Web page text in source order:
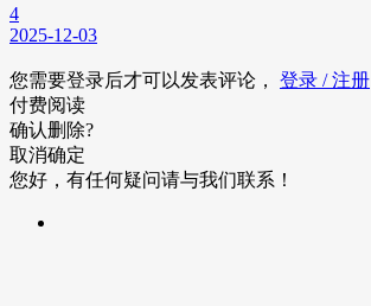
4
2025-12-03
您需要登录后才可以发表评论， 登录 / 注册
付费阅读
确认删除?
取消确定
您好，有任何疑问请与我们联系！